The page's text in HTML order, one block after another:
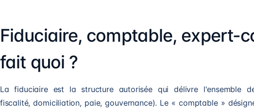
Fiduciaire, comptable, expert-
fait quoi ?
La fiduciaire est la structure autorisée qui délivre l'ensemble
fiscalité, domiciliation, paie, gouvernance). Le « comptable »